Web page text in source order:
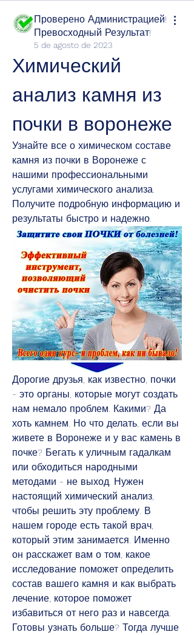
Проверено Администрацией!
Превосходный Результат!
5 de agosto de 2023
Химический
анализ камня из
почки в воронеже
Узнайте все о химическом составе
камня из почки в Воронеже с
нашими профессиональными
услугами химического анализа.
Получите подробную информацию и
результаты быстро и надежно.
Дорогие друзья, как известно, почки
- это органы, которые могут создать
нам немало проблем. Какими? Да
хоть камнем. Но что делать, если вы
живете в Воронеже и у вас камень в
почке? Бегать к уличным гадалкам
или обходиться народными
методами - не выход. Нужен
настоящий химический анализ,
чтобы решить эту проблему. В
нашем городе есть такой врач,
который этим занимается. Именно
он расскажет вам о том, какое
исследование поможет определить
состав вашего камня и как выбрать
лечение, которое поможет
избавиться от него раз и навсегда.
Готовы узнать больше? Тогда лучше